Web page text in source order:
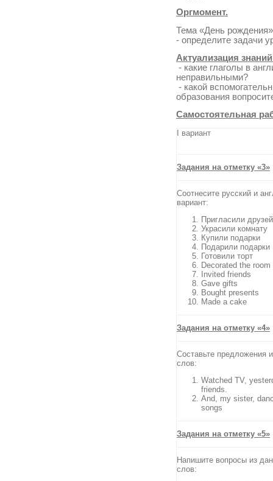
Оргмомент.
Тема «День рождения»
- определите задачи
Актуализация
- какие глаголы в
неправильными?
- какой
образования
Самостоятельная
I вариант
Задания на отметку «3»
Соотнесите русский и
вариант:
Пригласили друзей
Украсили комнату
Купили подарки
Подарили подарки
Готовили торт
Decorated the room
Invited friends
Gave gifts
Bought presents
Made a cake
Задания на отметку «4»
Составьте предложения
слов:
Watched TV,
friends.
And, my sister,
songs
Задания на отметку «5»
Напишите вопросы из
слов: